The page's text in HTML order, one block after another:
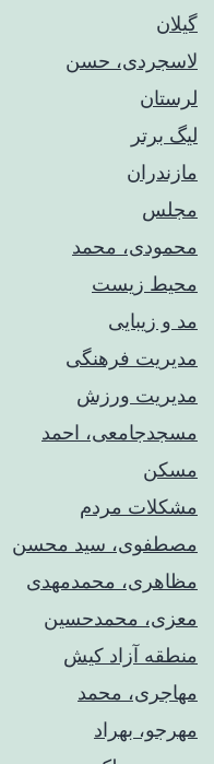
گیلان
لاسجردی، حسن
لرستان
لیگ برتر
مازندران
مجلس
محمودی، محمد
محیط زیست
مد و زیبایی
مدیریت فرهنگی
مدیریت ورزش
مسجدجامعی، احمد
مسکن
مشکلات مردم
مصطفوی، سید محسن
مظاهری، محمدمهدی
معزی، محمدحسین
منطقه آزاد کیش
مهاجری، محمد
مهرجو، بهراد